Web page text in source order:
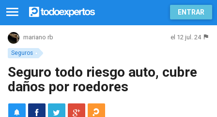
ENTRAR
Seguros
mariano rb el 12 jul. 24
Seguro todo riesgo auto, cubre
daños por roedores